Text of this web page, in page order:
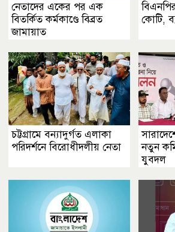
নেতাদের একের পর এক
বিতর্কিত কর্মকাণ্ডে বিব্রত
জামায়াত
কোটি,
চট্টগ্রামে বন্যাদুর্গত এলাকা
পরিদর্শনে বিরোধীদলীয় নেতা
নতুন
যুবদল